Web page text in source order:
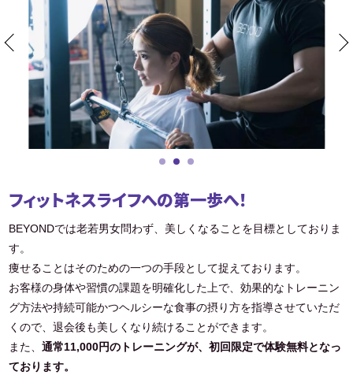
フィットネスライフへの第一歩へ！
BEYONDでは老若男女問わず、美しくなることを目標としておりま
す。
痩せることはそのための一つの手段として捉えております。
お客様の身体や習慣の課題を明確化した上で、効果的なトレーニン
グ方法や持続可能かつヘルシーな食事の摂り方を指導させていただ
くので、退会後も美しくなり続けることができます。
また、通常11,000円のトレーニングが、初回限定で体験無料となっ
ております。